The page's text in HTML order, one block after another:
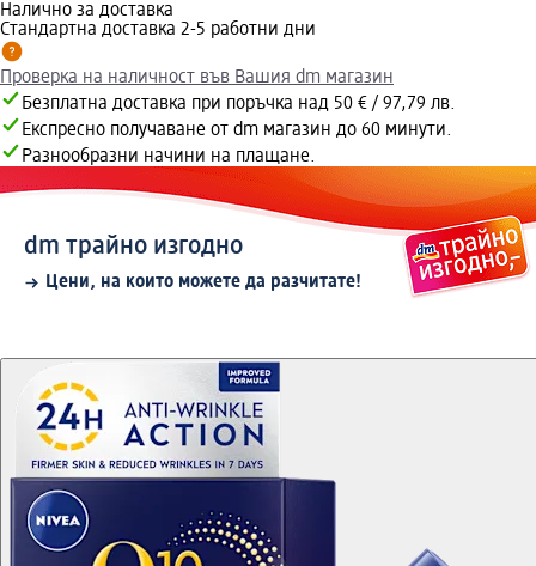
Налично за доставка
Стандартна доставка 2-5 работни дни
Проверка на наличност във Вашия dm магазин
Безплатна доставка при поръчка над 50 € / 97,79 лв.
Експресно получаване от dm магазин до 60 минути.
Разнообразни начини на плащане.
dm трайно изгодно
Цени, на които можете да разчитате!